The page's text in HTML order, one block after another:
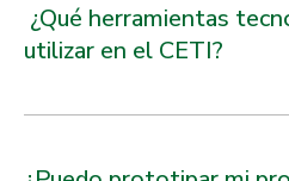
¿Qué herramientas
utilizar en el CETI?